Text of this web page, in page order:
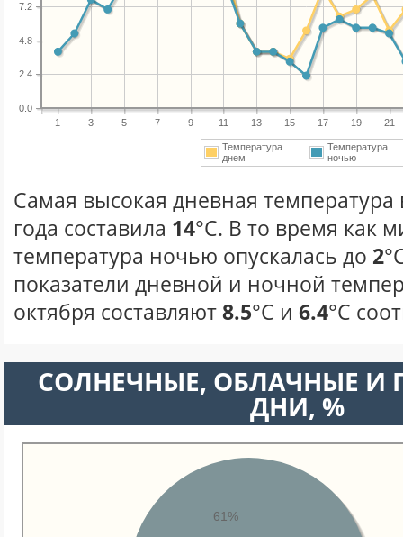
1 3 5 7 9 11 13 15 17 19 21
0.0
2.4
4.8
7.2
Температура
днем
Температура
ночью
Самая высокая дневная температура
года составила 14°С. В то время как
температура ночью опускалась до 2
показатели дневной и ночной
октября составляют8.5°С и 6.4°С
CОЛНЕЧНЫЕ, ОБЛАЧНЫЕ И
ДНИ, %
61%